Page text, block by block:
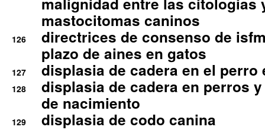
mastocitomas caninos
126
directrices de consenso de
plazo de aines en gatos
127 displasia de cadera en el perro
128
displasia de cadera en perros
de nacimiento
129 displasia de codo canina